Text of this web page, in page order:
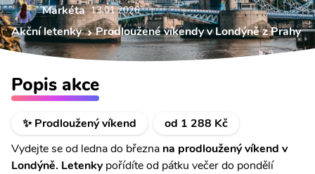
Markéta 13.01 2026
Akční letenky Prodloužené víkendy v Londýně z Prahy
Popis akce
✨ Prodloužený víkend
od 1 288 Kč
Vydejte se od ledna do března na prodloužený víkend v
Londýně. Letenkypořídíteod pátku večer do pondělí